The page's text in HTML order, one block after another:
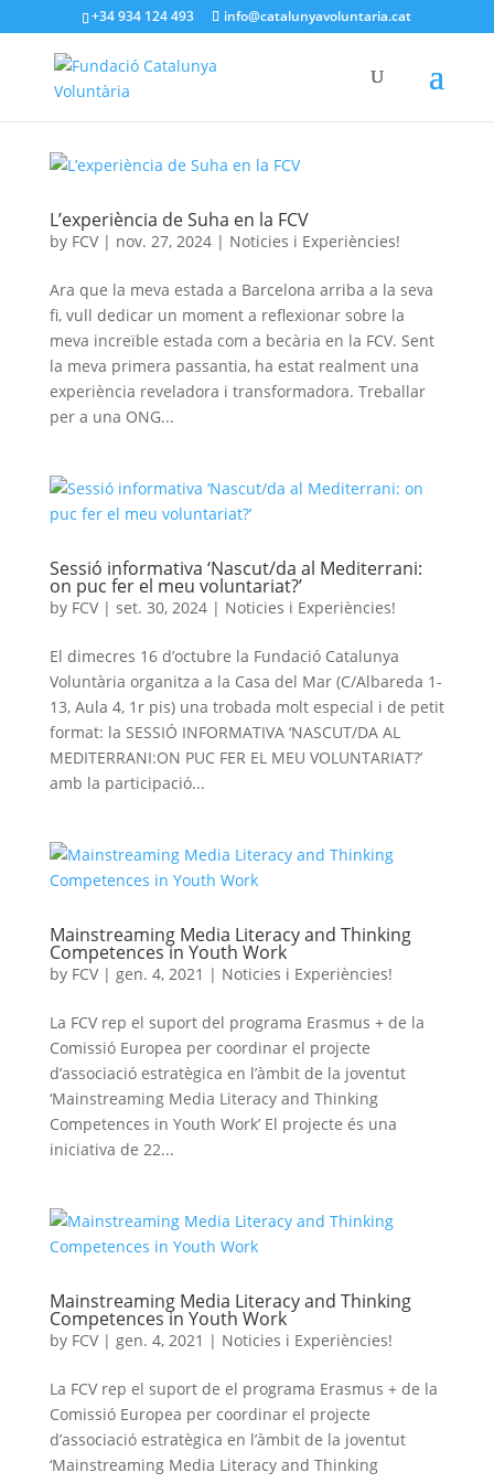
+34 934 124 493 info@catalunyavoluntaria.cat
L’experiència de Suha en la FCV
by FCV| nov. 27, 2024| Noticies i Experiències!
Ara que la meva estada a Barcelona arriba a la seva
fi, vull dedicar un moment a reflexionar sobre la
meva increïble estada com a becària en la FCV. Sent
la meva primera passantia, ha estat realment una
experiència reveladora i transformadora. Treballar
per a una ONG...
Sessió informativa ‘Nascut/da al Mediterrani:
on puc fer el meu voluntariat?’
by FCV| set. 30, 2024| Noticies i Experiències!
El dimecres 16 d’octubre la Fundació Catalunya
Voluntària organitza a la Casa del Mar (C/Albareda 1-
13, Aula 4, 1r pis) una trobada molt especial i de petit
format: la SESSIÓ INFORMATIVA ‘NASCUT/DA AL
MEDITERRANI:ON PUC FER EL MEU VOLUNTARIAT?’
amb la participació...
Mainstreaming Media Literacy and Thinking
Competences in Youth Work
by FCV| gen. 4, 2021 | Noticies i Experiències!
La FCV rep el suport del programa Erasmus + de la
Comissió Europea per coordinar el projecte
d’associació estratègica en l’àmbit de la joventut
‘Mainstreaming Media Literacy and Thinking
Competences in Youth Work’ El projecte és una
iniciativa de 22...
Mainstreaming Media Literacy and Thinking
Competences in Youth Work
by FCV| gen. 4, 2021 | Noticies i Experiències!
La FCV rep el suport de el programa Erasmus + de la
Comissió Europea per coordinar el projecte
d’associació estratègica en l’àmbit de la joventut
‘Mainstreaming Media Literacy and Thinking